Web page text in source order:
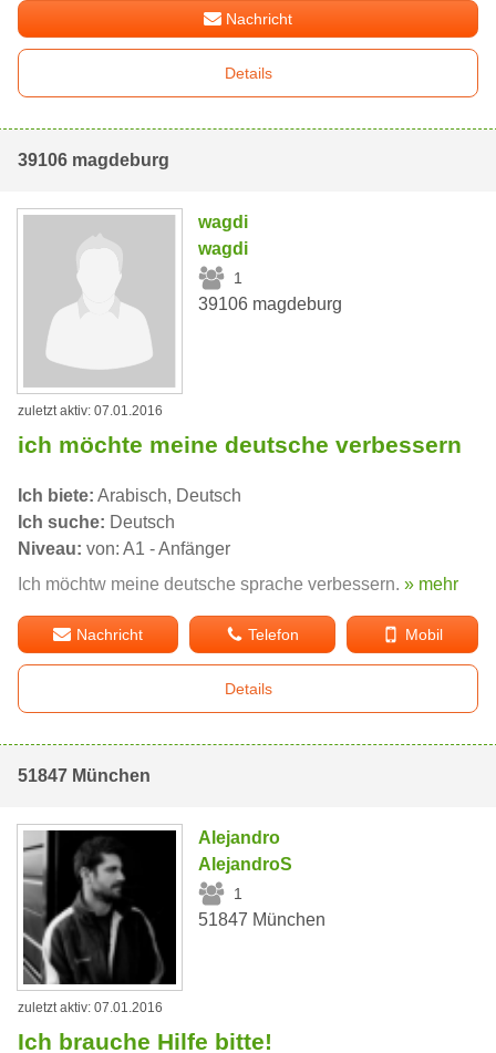
Nachricht
Details
39106 magdeburg
wagdi
wagdi
1
39106 magdeburg
zuletzt aktiv: 07.01.2016
ich möchte meine deutsche verbessern
Ich biete: Arabisch, Deutsch
Ich suche: Deutsch
Niveau: von: A1 - Anfänger
Ich möchtw meine deutsche sprache verbessern. » mehr
Nachricht Telefon Mobil
Details
51847 München
Alejandro
AlejandroS
1
51847 München
zuletzt aktiv: 07.01.2016
Ich brauche Hilfe bitte!